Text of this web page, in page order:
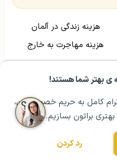
ی بهتر شما هستند!
کامل به حریم خصوصیتون،
براتون بسازیم.
رد کردن
رزرو مشاوره تخصصی
هزینه زندگی در آلمان
هزینه مهاجرت به خارج
آلمان
شما را با مزایای تحصیل پست
است که اطلاع از مزایای این
را بیشتر ترغیب به مهاجرت
کند.